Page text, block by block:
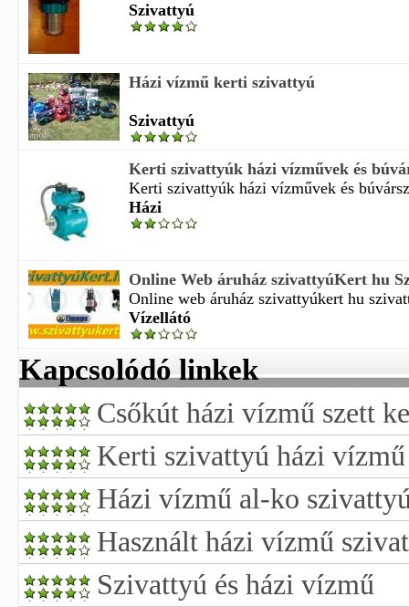
Szivattyú
Házi vízmű kerti szivattyú
Szivattyú
Kerti szivattyúk házi vízművek és
Kerti szivattyúk házi vízművek és
Házi
Online Web áruház szivattyúKert hu
Online web áruház szivattyúkert hu
Vízellátó
Kapcsolódó linkek
Csőkút házi vízmű szett
Kerti szivattyú házi
Házi vízmű al-ko
Használt házi vízmű
Szivattyú és házi vízmű